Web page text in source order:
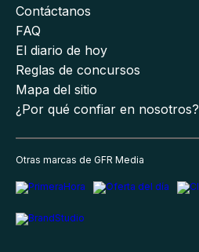
Contáctanos
FAQ
El diario de hoy
Reglas de concursos
Mapa del sitio
¿Por qué confiar en nosotros?
Otras marcas de GFR Media